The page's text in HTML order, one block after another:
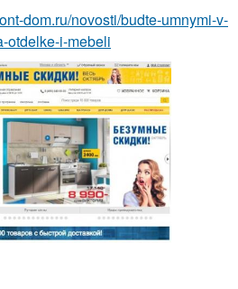
dom.ru/novosti/budte-umnymi-v-
otdelke-i-mebeli